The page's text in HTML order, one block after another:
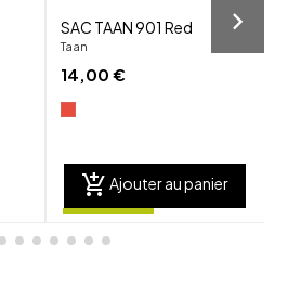
SAC TAAN 901 Red
Taan
14,00 €
add_shopping_cart Ajouter au panier